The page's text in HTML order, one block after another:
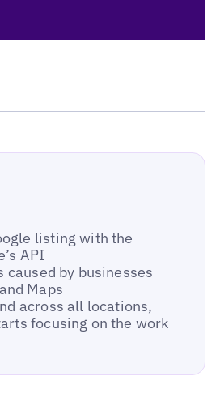
listing with the
API
by businesses
Maps
across all locations,
focusing on the work